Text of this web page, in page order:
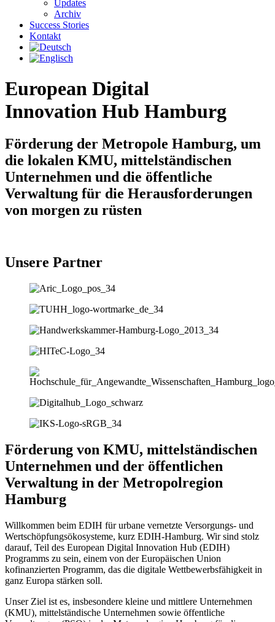
Updates
Archiv
Success Stories
Kontakt
European Digital
Innovation Hub Hamburg
Förderung der Metropole Hamburg, um
die lokalen KMU, mittelständischen
Unternehmen und die öffentliche
Verwaltung für die Herausforderungen
von morgen zu rüsten
Unsere Partner
Förderung von KMU, mittelständischen
Unternehmen und der öffentlichen
Verwaltung in der Metropolregion
Hamburg
Willkommen beim EDIH für urbane vernetzte Versorgungs- und
Wertschöpfungsökosysteme, kurz EDIH-Hamburg. Wir sind stolz
darauf, Teil des European Digital Innovation Hub (EDIH)
Programms zu sein, einem von der Europäischen Union
kofinanzierten Programm, das die digitale Wettbewerbsfähigkeit in
ganz Europa stärken soll.
Unser Ziel ist es, insbesondere kleine und mittlere Unternehmen
(KMU), mittelständische Unternehmen sowie öffentliche